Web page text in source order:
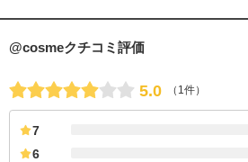
@cosmeクチコミ評価
5.0 （1件）
7
6